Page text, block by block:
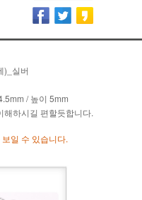
)_실버
/ 높이 5mm
해하시길 편할듯합니다.
일 수 있습니다.